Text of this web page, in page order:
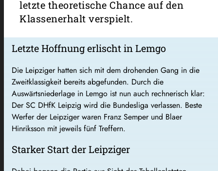
letzte theoretische Chance auf den
Klassenerhalt verspielt.
Letzte Hoffnung erlischt in Lemgo
Die Leipziger hatten sich mit dem drohenden Gang in die
Zweitklassigkeit bereits abgefunden. Durch die
Auswärtsniederlage in Lemgo ist nun auch rechnerisch klar:
Der SC DHfK Leipzig wird die Bundesliga verlassen. Beste
Werfer der Leipziger waren Franz Semper und Blaer
Hinriksson mit jeweils fünf Treffern.
Starker Start der Leipziger